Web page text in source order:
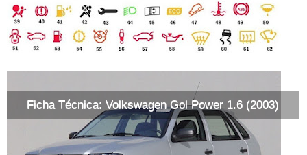
Ficha Técnica: Volkswagen Gol Power 1.6 (2003)